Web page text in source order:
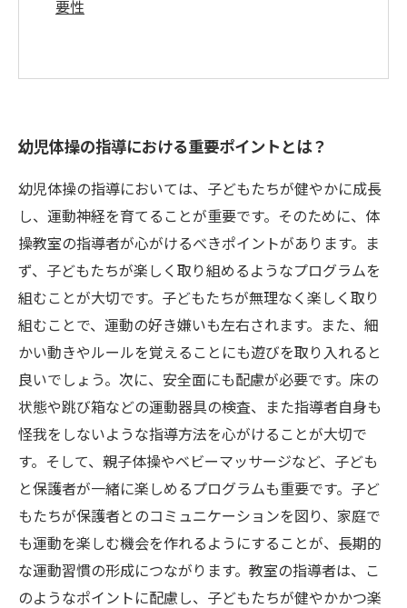
要性
幼児体操の指導における重要ポイントとは？
幼児体操の指導においては、子どもたちが健やかに成長
し、運動神経を育てることが重要です。そのために、体
操教室の指導者が心がけるべきポイントがあります。ま
ず、子どもたちが楽しく取り組めるようなプログラムを
組むことが大切です。子どもたちが無理なく楽しく取り
組むことで、運動の好き嫌いも左右されます。また、細
かい動きやルールを覚えることにも遊びを取り入れると
良いでしょう。次に、安全面にも配慮が必要です。床の
状態や跳び箱などの運動器具の検査、また指導者自身も
怪我をしないような指導方法を心がけることが大切で
す。そして、親子体操やベビーマッサージなど、子ども
と保護者が一緒に楽しめるプログラムも重要です。子ど
もたちが保護者とのコミュニケーションを図り、家庭で
も運動を楽しむ機会を作れるようにすることが、長期的
な運動習慣の形成につながります。教室の指導者は、こ
のようなポイントに配慮し、子どもたちが健やかかつ楽